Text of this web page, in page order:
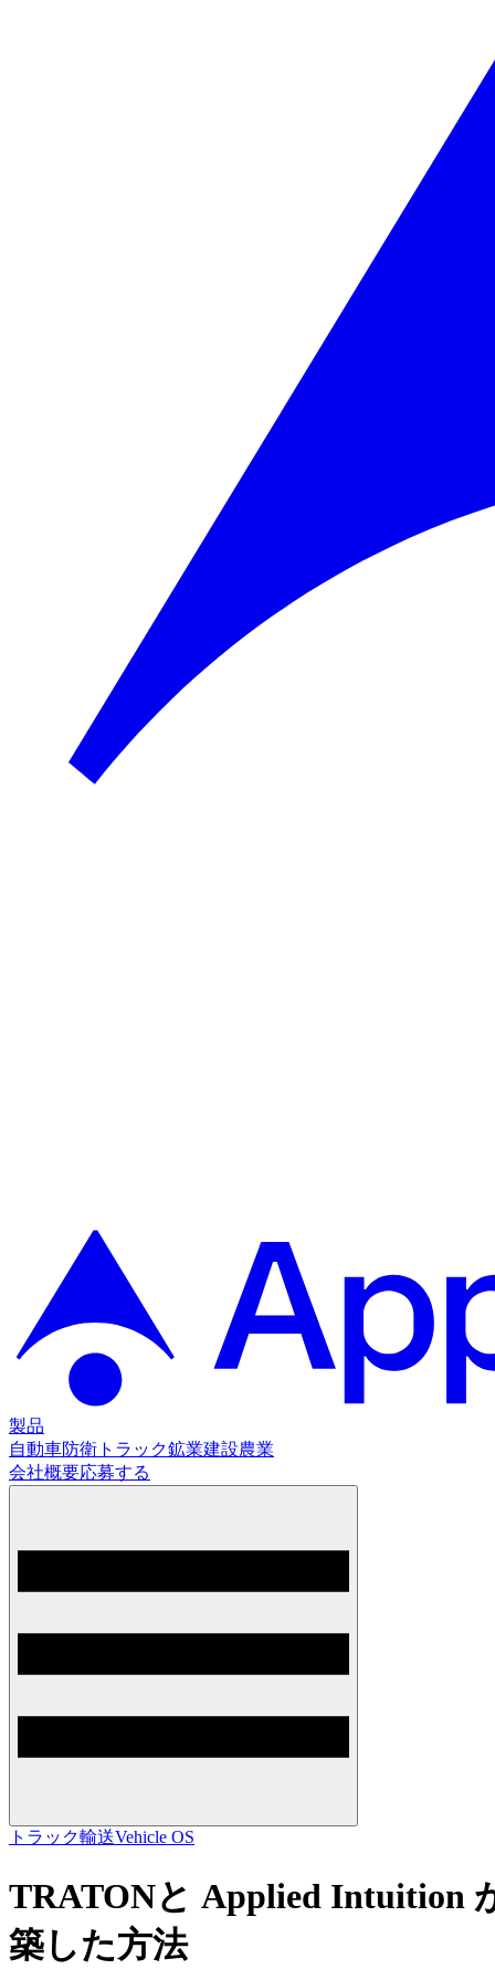
製品
自動車防衛 トラック鉱業建設農業
会社概要応募する
トラック輸送Vehicle OS
TRATONと Applied Intuition
築した方法